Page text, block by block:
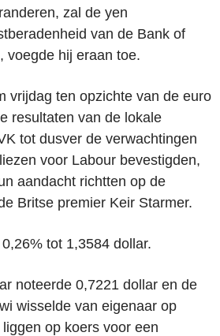
zal de yen
van de Bank of
voegde hij eraan toe.
vrijdag ten opzichte van de euro
resultaten van de lokale
tot dusver de verwachtingen
voor Labour bevestigden,
aandacht richtten op de
Britse premier Keir Starmer.
tot 1,3584 dollar.
noteerde 0,7221 dollar en de
wisselde van eigenaar op
op koers voor een